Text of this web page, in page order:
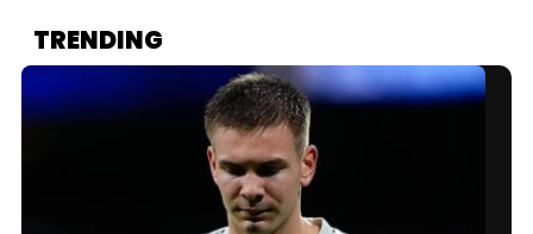
TRENDING